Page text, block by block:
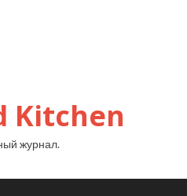
Kitchen
журнал.